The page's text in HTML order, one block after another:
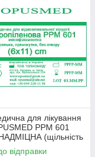
для лікування
РРМ 601
(щільність
відправки